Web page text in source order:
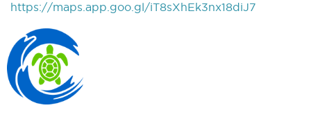
https://maps.app.goo.gl/iT8sXhEk3nx18diJ7